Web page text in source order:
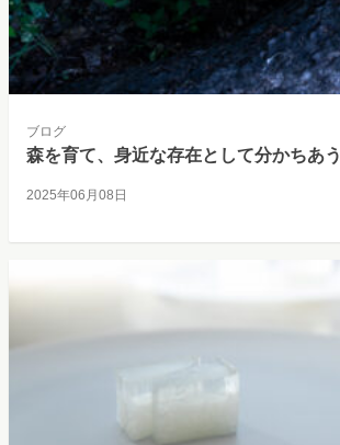
ブログ
森を育て、身近な存在として分かちあう
2025年06月08日